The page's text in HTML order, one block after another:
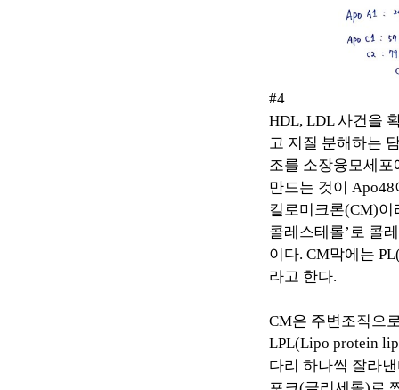
#4
HDL, LDL사건을
고 지질 분해하는
조를 소장융모세포
만드는 것이 Apo48
킬로미크론(CM)이
콜레스테롤’ 로 콜
이다. CM막에는
라고 한다.
CM은 주변조직으
LPL(Lipo protein
다리 하나씩 잘라